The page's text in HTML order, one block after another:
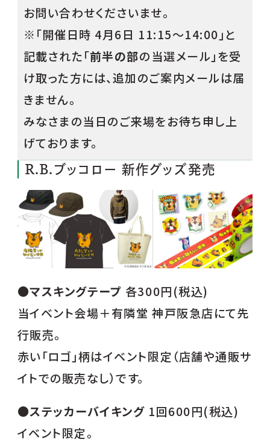
お問い合わせくださいませ。
※「開催日時 4月6日 11:15～14:00」と
記載された「前半の部の当選メール」を受
け取った方には、追加のご案内メールは届
きません。
みなさまの当日のご来場をお待ち申し上
げております。
R.B.ブッコロー 新作グッズ発売
●マスキングテープ 各300円(税込)
当イベント会場＋有隣堂 神戸阪急店にて先
行販売。
赤い「ロゴ」柄はイベント限定（店舗や通販サ
イトでの販売なし）です。
●ステッカーバイキング 1回600円(税込)
イベント限定。